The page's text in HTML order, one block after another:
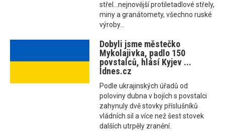
střel...nejnovější protiletadlové střely,
miny a granátomety, všechno ruské
výroby...
Dobyli jsme městečko
Mykolajivka, padlo 150
povstalců, hlásí Kyjev ...
Idnes.cz
Podle ukrajinských úřadů od
poloviny dubna v bojích s povstalci
zahynuly dvě stovky příslušníků
vládních sil a více než šest stovek
dalších utrpěly zranění.